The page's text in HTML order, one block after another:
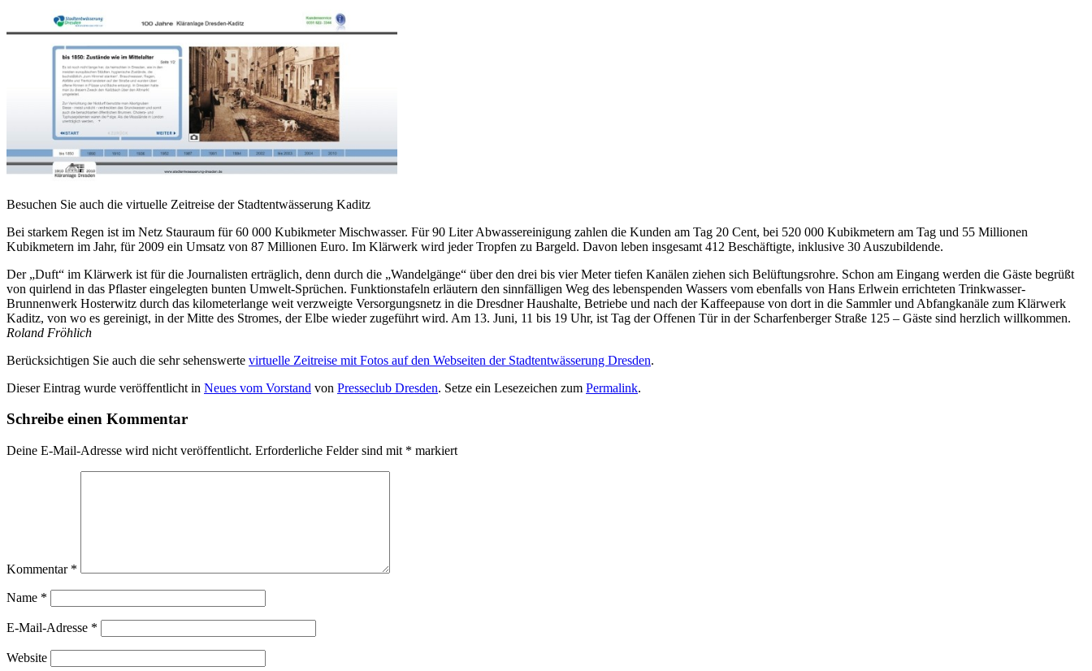
Besuchen Sie auch die virtuelle Zeitreise der Stadtentwässerung Kaditz
Bei starkem Regen ist im Netz Stauraum für 60 000 Kubikmeter Mischwasser. Für 90 Liter Abwassereinigung zahlen die Kunden am Tag 20 Cent, bei 520 000 Kubikmetern am Tag und 55 Millionen
Kubikmetern im Jahr, für 2009 ein Umsatz von 87 Millionen Euro. Im Klärwerk wird jeder Tropfen zu Bargeld. Davon leben insgesamt 412 Beschäftigte, inklusive 30 Auszubildende.
Der „Duft“ im Klärwerk ist für die Journalisten erträglich, denn durch die „Wandelgänge“ über den drei bis vier Meter tiefen Kanälen ziehen sich Belüftungsrohre. Schon am Eingang werden die Gäste begrüßt
von quirlend in das Pflaster eingelegten bunten Umwelt-Sprüchen. Funktionstafeln erläutern den sinnfälligen Weg des lebenspenden Wassers vom ebenfalls von Hans Erlwein errichteten Trinkwasser-
Brunnenwerk Hosterwitz durch das kilometerlange weit verzweigte Versorgungsnetz in die Dresdner Haushalte, Betriebe und nach der Kaffeepause von dort in die Sammler und Abfangkanäle zum Klärwerk
Kaditz, von wo es gereinigt, in der Mitte des Stromes, der Elbe wieder zugeführt wird. Am 13. Juni, 11 bis 19 Uhr, ist Tag der Offenen Tür in der Scharfenberger Straße 125 – Gäste sind herzlich willkommen.
Roland Fröhlich
Berücksichtigen Sie auch die sehr sehenswerte virtuelle Zeitreise mit Fotos auf den Webseiten der Stadtentwässerung Dresden.
Dieser Eintrag wurde veröffentlicht in Neues vom Vorstand von Presseclub Dresden. Setze ein Lesezeichen zum Permalink.
Schreibe einen Kommentar
Deine E-Mail-Adresse wird nicht veröffentlicht. Erforderliche Felder sind mit * markiert
Kommentar *
Name *
E-Mail-Adresse *
Website